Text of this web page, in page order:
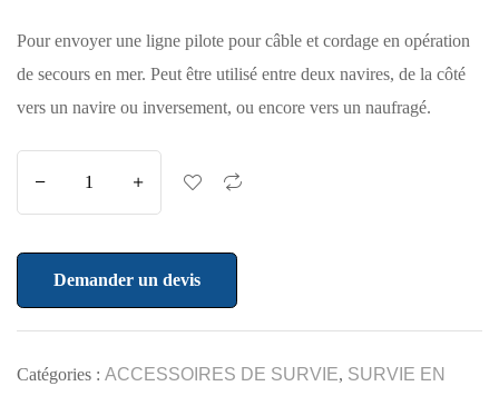
Pour envoyer une ligne pilote pour câble et cordage en opération
de secours en mer. Peut être utilisé entre deux navires, de la côté
vers un navire ou inversement, ou encore vers un naufragé.
Demander un devis
Catégories : ACCESSOIRES DE SURVIE, SURVIE EN